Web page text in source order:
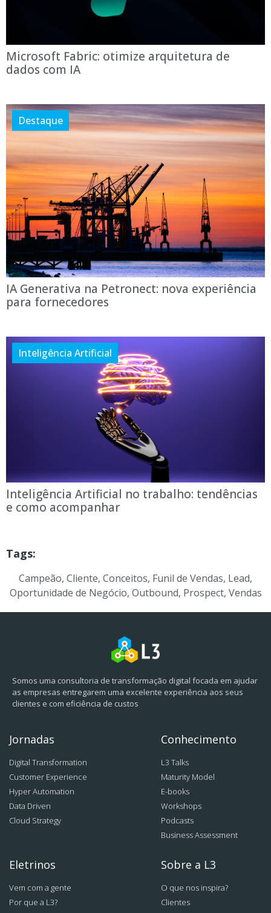
Microsoft Fabric: otimize arquitetura de
dados com IA
Destaque
IA Generativa na Petronect: nova experiência
para fornecedores
Inteligência Artificial
Inteligência Artificial no trabalho: tendências
e como acompanhar
Tags:
Campeão, Cliente, Conceitos, Funil de Vendas, Lead,
Oportunidade de Negócio, Outbound, Prospect, Vendas
Somos uma consultoria de transformação digital focada em ajudar
as empresas entregarem uma excelente experiência aos seus
clientes e com eficiência de custos
Jornadas
Digital Transformation
Customer Experience
Hyper Automation
Data Driven
Cloud Strategy
Conhecimento
L3 Talks
Maturity Model
E-books
Workshops
Podcasts
Business Assessment
Eletrinos
Vem com a gente
Por que a L3?
Sobre a L3
O que nos inspira?
Clientes